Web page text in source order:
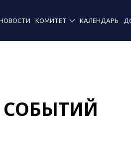
КОМИТЕТ КАЛЕНДАРЬ